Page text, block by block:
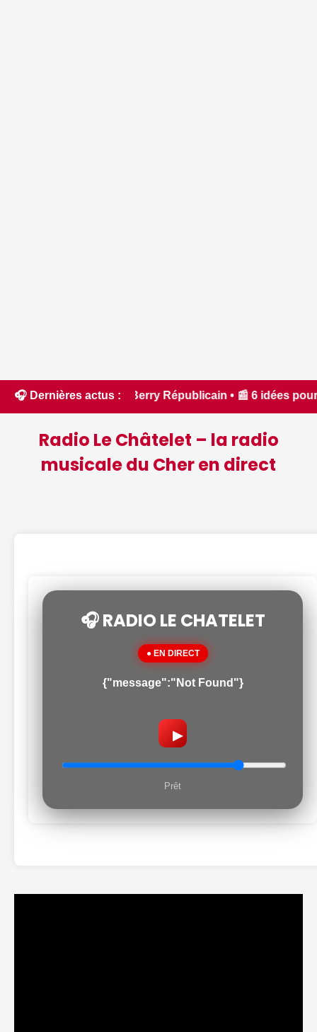
🎧 Dernières actus :
Républicain • 📰 6 idées pour ne rien
Radio Le Châtelet – la radio
musicale du Cher en direct
🎧 RADIO LE CHATELET
● EN DIRECT
{"message":"Not Found"}
▶
Prêt